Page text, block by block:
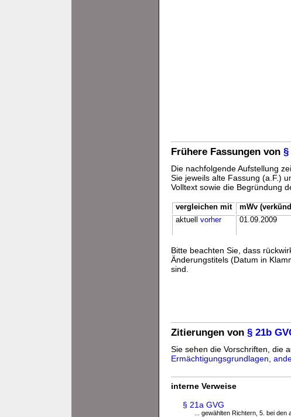
Frühere Fassungen von §
Die nachfolgende Aufstellung
Sie jeweils alte Fassung (a.F.)
Volltext sowie die Begründung
vergleichen mit mWv
aktuell vorher 01.09.2009
Bitte beachten Sie, dass
Änderungstitels (Datum in
sind.
Zitierungen von § 21b
Sie sehen die Vorschriften, die
Ermächtigungsgrundlagen
interne Verweise
§ 21a GVG
... gewählten Richtern, 5. bei